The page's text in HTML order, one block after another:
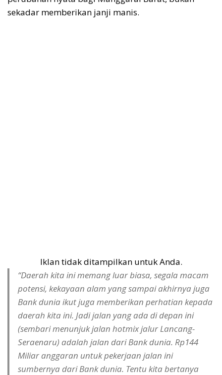
sekadar memberikan janji manis.
Iklan tidak ditampilkan untuk Anda.
“Daerah kita ini memang luar biasa, segala macam
potensi, kekayaan alam yang sampai akhirnya juga
Bank dunia ikut juga memberikan perhatian kepada
daerah kita ini. Jadi jalan yang ada di depan ini
(sembari menunjuk jalan hotmix jalur Lancang-
Seraenaru) adalah jalan dari Bank dunia. Rp144
Miliar anggaran untuk pekerjaan jalan ini
sumbernya dari Bank dunia. Tentu kita bertanya